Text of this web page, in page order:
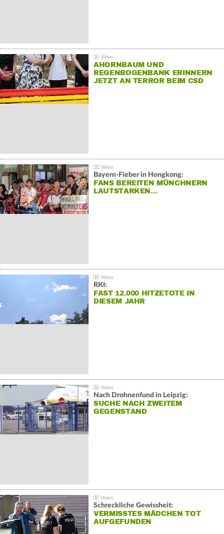
AHORNBAUM UND
REGENBOGENBANK ERINNERN
JETZT AN TERROR BEIM CSD
Bayern-Fieber in Hongkong:
FANS BEREITEN MÜNCHNERN
LAUTSTARKEN…
RKI:
FAST 12.000 HITZETOTE IN
DIESEM JAHR
Nach Drohnenfund in Leipzig:
SUCHE NACH ZWEITEM
GEGENSTAND
Schreckliche Gewissheit:
VERMISSTES MÄDCHEN TOT
AUFGEFUNDEN